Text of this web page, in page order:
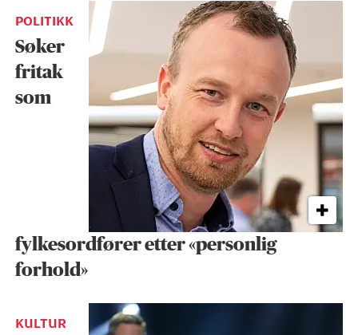
POLITIKK
Søker
fritak
som
fylkesordfører etter «personlig
forhold»
KULTUR